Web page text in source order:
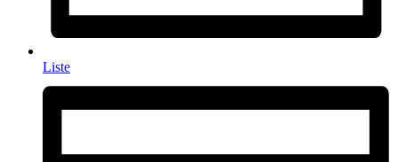
Liste